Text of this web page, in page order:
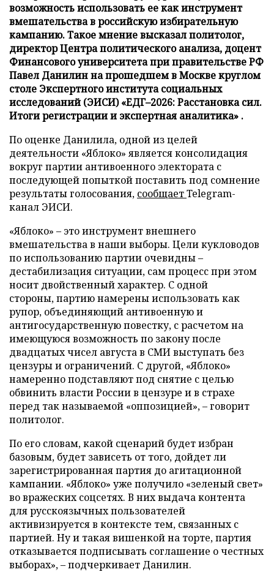
возможность использовать ее как инструмент
вмешательства в российскую избирательную
кампанию. Такое мнение высказал политолог,
директор Центра политического анализа, доцент
Финансового университета при правительстве РФ
Павел Данилин на прошедшем в Москве круглом
столе Экспертного института социальных
исследований (ЭИСИ) «ЕДГ–2026: Расстановка сил.
Итоги регистрации и экспертная аналитика» .
По оценке Данилила, одной из целей
деятельности «Яблоко» является консолидация
вокруг партии антивоенного электората с
последующей попыткой поставить под сомнение
результаты голосования, сообщаетTelegram-
канал ЭИСИ.
«Яблоко» – это инструмент внешнего
вмешательства в наши выборы. Цели кукловодов
по использованию партии очевидны –
дестабилизация ситуации, сам процесс при этом
носит двойственный характер. С одной
стороны, партию намерены использовать как
рупор, объединяющий антивоенную и
антигосударственную повестку, с расчетом на
имеющуюся возможность по закону после
двадцатых чисел августа в СМИ выступать без
цензуры и ограничений. С другой, «Яблоко»
намеренно подставляют под снятие с целью
обвинить власти России в цензуре и в страхе
перед так называемой «оппозицией», – говорит
политолог.
По его словам, какой сценарий будет избран
базовым, будет зависеть от того, дойдет ли
зарегистрированная партия до агитационной
кампании. «Яблоко» уже получило «зеленый свет»
во вражеских соцсетях. В них выдача контента
для русскоязычных пользователей
активизируется в контексте тем, связанных с
партией. Ну и такая вишенкой на торте, партия
отказывается подписывать соглашение о честных
выборах», – подчеркивает Данилин.